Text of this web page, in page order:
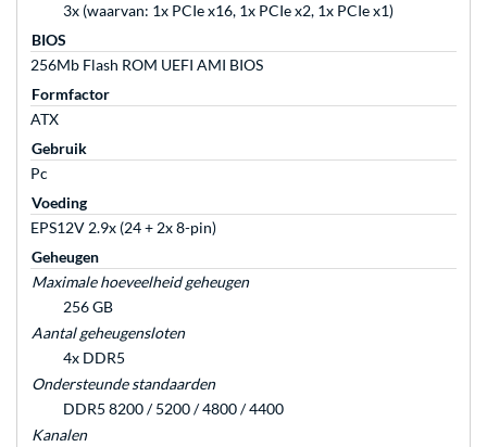
3x (waarvan: 1x PCIe x16, 1x PCIe x2, 1x PCIe x1)
BIOS
256Mb Flash ROM UEFI AMI BIOS
Formfactor
ATX
Gebruik
Pc
Voeding
EPS12V 2.9x (24 + 2x 8-pin)
Geheugen
Maximale hoeveelheid geheugen
256 GB
Aantal geheugensloten
4x DDR5
Ondersteunde standaarden
DDR5 8200 / 5200 / 4800 / 4400
Kanalen